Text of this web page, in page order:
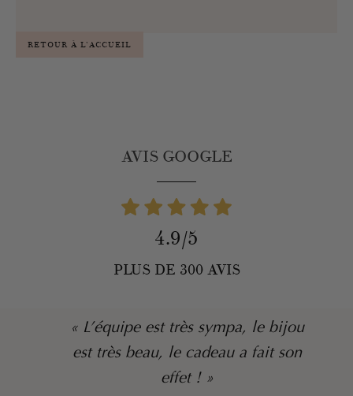
RETOUR À L’ACCUEIL
AVIS GOOGLE
4.9/5
PLUS DE 300 AVIS
« L’équipe est très sympa, le bijou
est très beau, le cadeau a fait son
effet ! »